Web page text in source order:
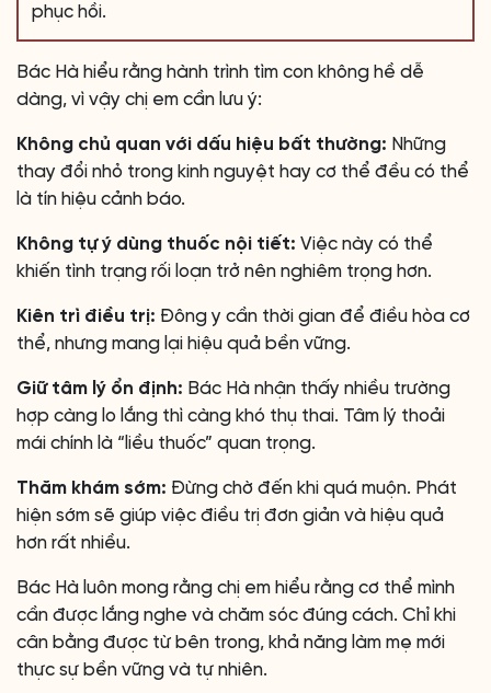
phục hồi.
Bác Hà hiểu rằng hành trình tìm con không hề dễ
dàng, vì vậy chị em cần lưu ý:
Không chủ quan với dấu hiệu bất thường: Những
thay đổi nhỏ trong kinh nguyệt hay cơ thể đều có thể
là tín hiệu cảnh báo.
Không tự ý dùng thuốc nội tiết: Việc này có thể
khiến tình trạng rối loạn trở nên nghiêm trọng hơn.
Kiên trì điều trị: Đông y cần thời gian để điều hòa cơ
thể, nhưng mang lại hiệu quả bền vững.
Giữ tâm lý ổn định: Bác Hà nhận thấy nhiều trường
hợp càng lo lắng thì càng khó thụ thai. Tâm lý thoải
mái chính là “liều thuốc” quan trọng.
Thăm khám sớm: Đừng chờ đến khi quá muộn. Phát
hiện sớm sẽ giúp việc điều trị đơn giản và hiệu quả
hơn rất nhiều.
Bác Hà luôn mong rằng chị em hiểu rằng cơ thể mình
cần được lắng nghe và chăm sóc đúng cách. Chỉ khi
cân bằng được từ bên trong, khả năng làm mẹ mới
thực sự bền vững và tự nhiên.